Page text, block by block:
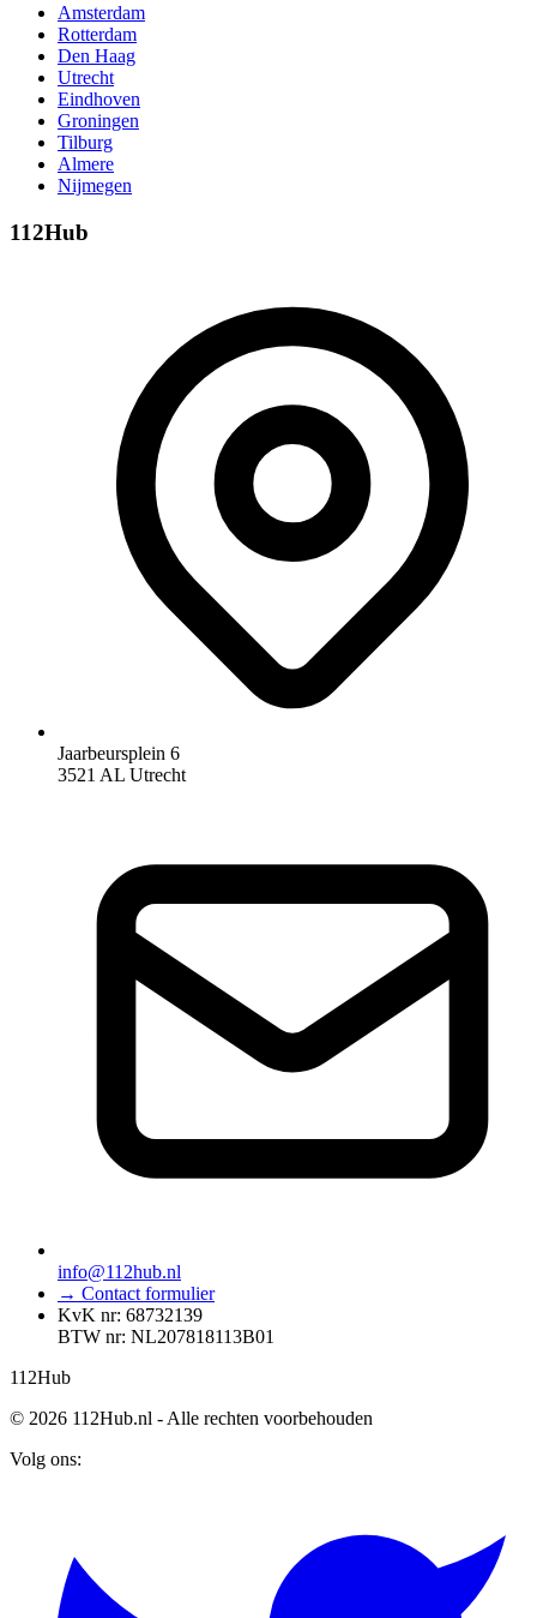
Amsterdam
Rotterdam
Den Haag
Utrecht
Eindhoven
Groningen
Tilburg
Almere
Nijmegen
112Hub
Jaarbeursplein 6
3521 AL Utrecht
info@112hub.nl
→ Contact formulier
KvK nr: 68732139
BTW nr: NL207818113B01
112Hub
© 2026 112Hub.nl - Alle rechten voorbehouden
Volg ons: